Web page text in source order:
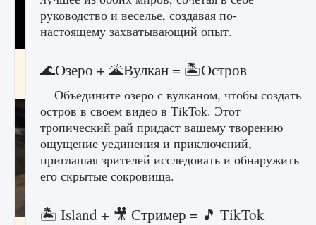
Как получить Thunder Egg в Stardew Valley
руководство и веселье, создавая по-
настоящему захватывающий опыт.
🌊Озеро + 🌋Вулкан = 🏝️Остров
Объедините озеро с вулканом, чтобы создать
остров в своем видео в TikTok. Этот
тропический рай придаст вашему творению
ощущение уединения и приключений,
приглашая зрителей исследовать и обнаружить
его скрытые сокровища.
🏝️ Island + 🎥 Стример = 🎵 TikTok